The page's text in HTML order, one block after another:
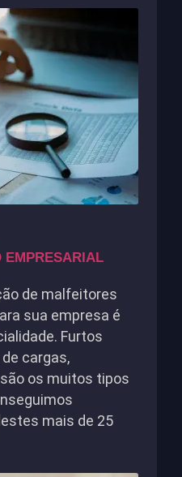
EMPRESARIAL
de malfeitores
sua empresa é
Furtos
cargas,
os muitos tipos
mais de 25